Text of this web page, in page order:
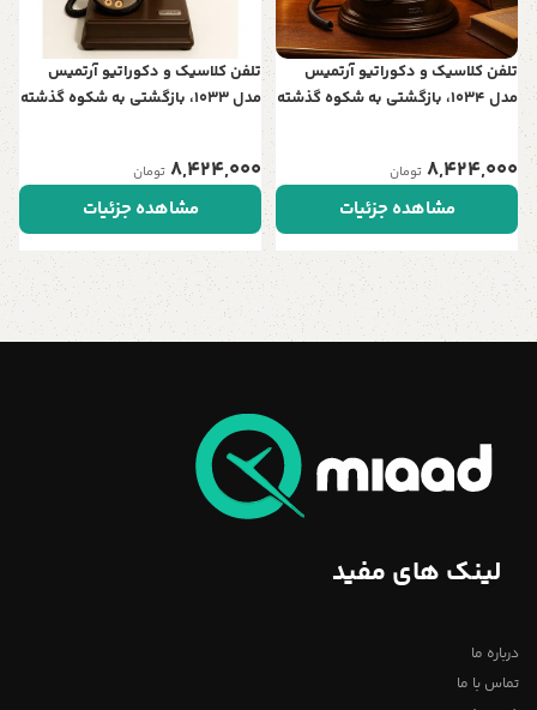
تلفن کلاسیک و دکوراتیو آرتمیس
مدل 1034، بازگشتی به شکوه گذشته
8,424,000 تومان
مشاهده جزئیات
تلفن کلاسیک و دکوراتیو آرتمیس
مدل 1033، بازگشتی به شکوه گذشته
8,424,000 تومان
مشاهده جزئیات
لینک های مفید
درباره ما
تماس با ما